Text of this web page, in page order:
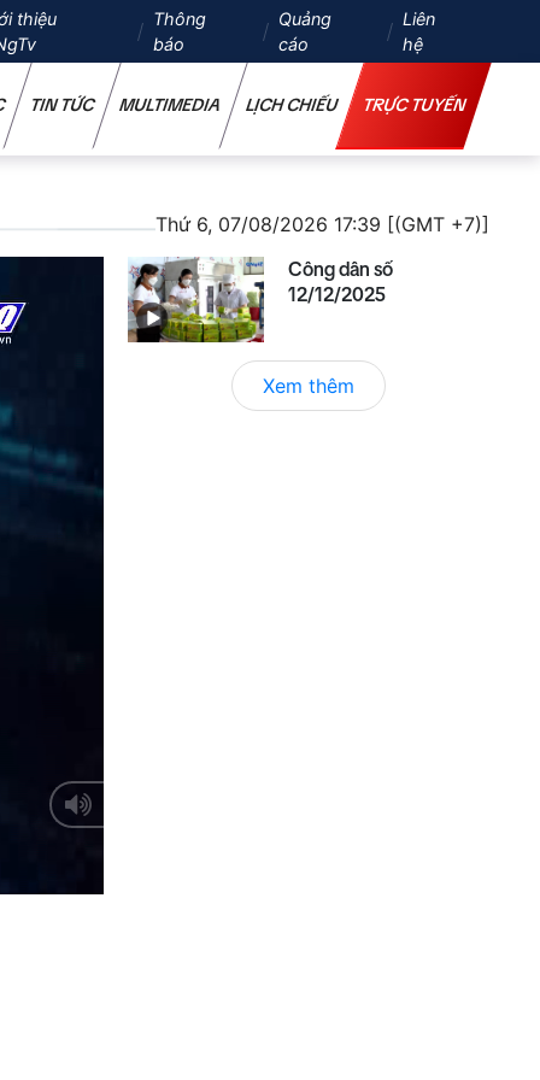
thiệu
Thông
báo
Quảng
cáo
Liên
hệ
TIN TỨC MULTIMEDIA LỊCH CHIẾU TRỰC TUYẾN
Thứ 6, 07/08/2026 17:39 [(GMT +7)]
Công dân số
12/12/2025
Xem thêm